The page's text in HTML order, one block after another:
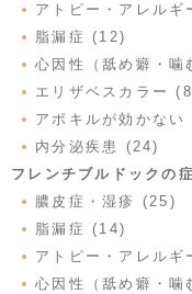
アトピー・アレル
脂漏症 (12)
心因性（舐め癖・
エリザベスカラー
アポキルが効かない
内分泌疾患 (24)
フレンチブルドックの
膿皮症・湿疹 (25)
脂漏症 (14)
アトピー・アレル
心因性（舐め癖・